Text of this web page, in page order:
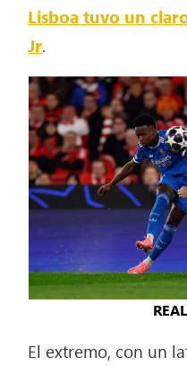
Lisboa tuvo un
Jr.
El extremo, con un